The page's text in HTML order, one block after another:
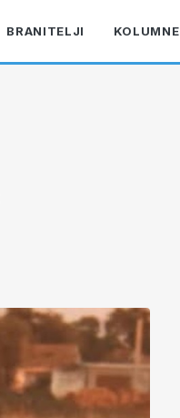
BRANITELJI KOLUMNE